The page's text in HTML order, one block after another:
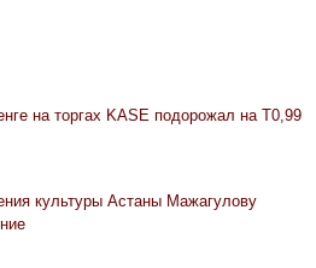
на торгах KASE подорожал на Т0,99
культуры Астаны Мажагулову